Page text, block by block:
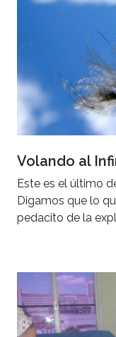
Volando al
Este es el último
Digamos que lo
pedacito de la